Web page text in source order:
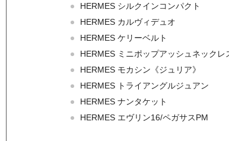
HERMES シルクインコンパクト
HERMES カルヴィデュオ
HERMES ケリーベルト
HERMES ミニポップアッシュネック
HERMES モカシン《ジュリア》
HERMES トライアングルジュアン
HERMES ナンタケット
HERMES エヴリン16/ペガサスPM